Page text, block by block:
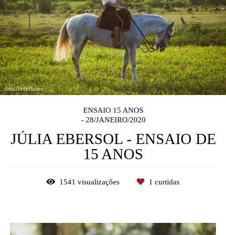
ENSAIO 15 ANOS
28/JANEIRO/2020
JÚLIA EBERSOL - ENSAIO DE
15 ANOS
1541 visualizações 1 curtidas